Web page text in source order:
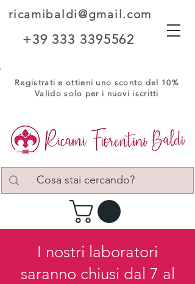
ricamibaldi@gmail.com
+39 333 3395562
Registrati e ottieni uno sconto del 10%
Valido solo per i nuovi iscritti
I nostri laboratori
saranno chiusi dal 7 al